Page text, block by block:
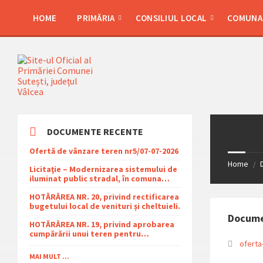
sidebar
sidebar
HOME PRIMĂRIA CONSILIUL LOCAL
Home /
DOCUMENTE RECENTE
Ofertă de vânzare teren nr5/07-07-2026
Licitaţie – Modernizarea sistemului de
iluminat public stradal, în comuna
HOTĂRÂREA NR. 20, privind rectificarea
bugetului local de venituri și cheltuieli.
HOTĂRÂREA NR. 19, privind aprobarea
cumpărării unui teren pentru
din cadrul proiectului de distribuție a
MAI MULT ...